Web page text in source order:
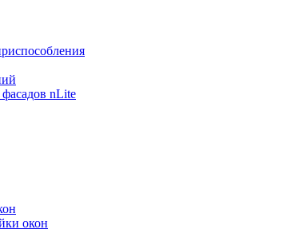
nLite
окон